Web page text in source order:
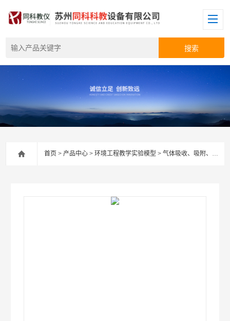
首页 >产品中心 >环境工程教学实验模型 >气体吸收、吸附、催化净化及废气治理系列实验装置